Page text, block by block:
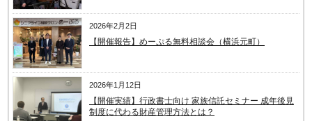
2026年2月2日
【開催報告】めーぷる無料相談会（横浜元町）
2026年1月12日
【開催実績】行政書士向け 家族信託セミナー 成年後見
制度に代わる財産管理方法とは？